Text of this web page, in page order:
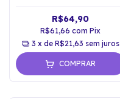
R$64,90
R$61,66com Pix
3 x de R$21,63 sem juros
COMPRAR